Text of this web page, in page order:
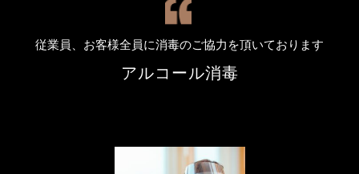
アルコール消毒
従業員、お客様全員に消毒のご協力を頂いております